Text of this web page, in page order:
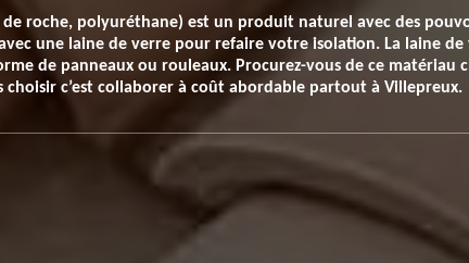
de roche, polyuréthane) est un produit naturel avec des
une laine de verre pour refaire votre isolation. La laine
de panneaux ou rouleaux. Procurez-vous de ce matériau
choisir c’est collaborer à coût abordable partout à Villepreux.